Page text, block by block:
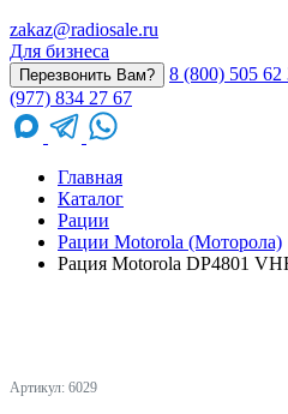
zakaz@radiosale.ru
Для бизнеса
Перезвонить Вам? 8 (800) 505 62
(977) 834 27 67
Главная
Каталог
Рации
Рации Motorola (Моторола)
Рация Motorola DP4801
Артикул: 6029